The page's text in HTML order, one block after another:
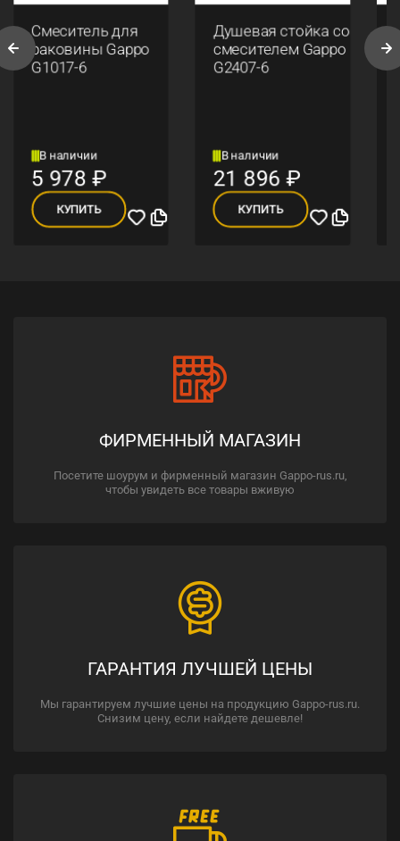
Смеситель для
раковины Gappo
G1017-6
В наличии
5 978 ₽
КУПИТЬ
Душевая стойка со
смесителем Gappo
G2407-6
В наличии
21 896₽
КУПИТЬ
ФИРМЕННЫЙ МАГАЗИН
Посетите шоурум и фирменный магазин Gappo-rus.ru,
чтобы увидеть все товары вживую
ГАРАНТИЯ ЛУЧШЕЙ ЦЕНЫ
Мы гарантируем лучшие цены на продукцию Gappo-rus.ru.
Снизим цену, если найдете дешевле!